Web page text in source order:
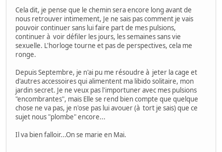
Cela dit, je pense que le chemin sera encore long avant de
nous retrouver intimement, Je ne sais pas comment je vais
pouvoir continuer sans lui faire part de mes pulsions,
continuer à voir défiler les jours, les semaines sans vie
sexuelle. L'horloge tourne et pas de perspectives, cela me
ronge.
Depuis Septembre, je n'ai pu me résoudre à jeter la cage et
d'autres accessoires qui alimentent ma libido solitaire, mon
jardin secret. Je ne veux pas l'importuner avec mes pulsions
"encombrantes", mais Elle se rend bien compte que quelque
chose ne va pas, je n'ose pas lui avouer (à tort je sais) que ce
sujet nous "plombe" encore...
Il va bien falloir...On se marie en Mai.